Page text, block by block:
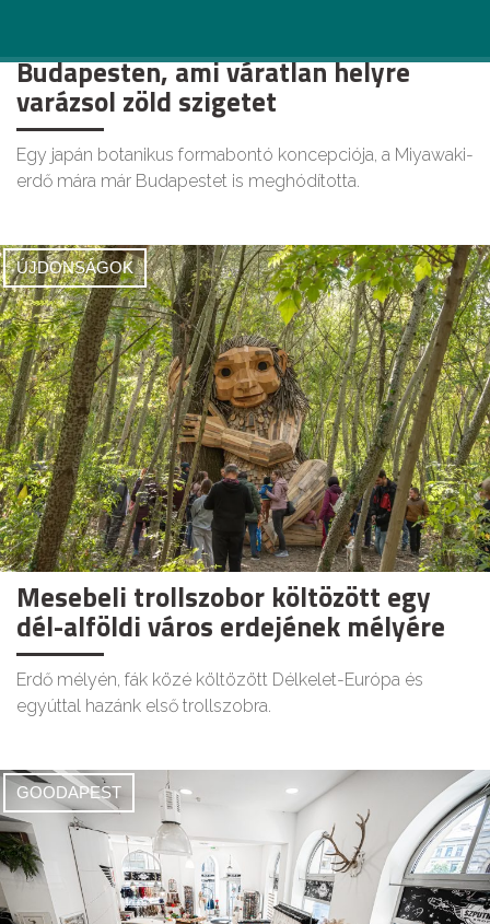
Budapesten, ami váratlan helyre
varázsol zöld szigetet
Egy japán botanikus formabontó koncepciója, a Miyawaki-
erdő mára már Budapestet is meghódította.
ÚJDONSÁGOK
Mesebeli trollszobor költözött egy
dél-alföldi város erdejének mélyére
Erdő mélyén, fák közé költözött Délkelet-Európa és
egyúttal hazánk első trollszobra.
GOODAPEST